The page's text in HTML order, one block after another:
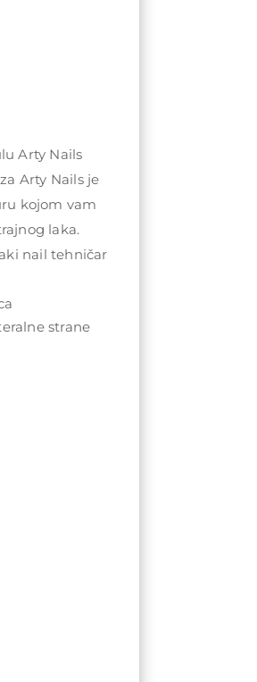
Arty Nails
Arty Nails je
kojom vam
laka.
nail tehničar
strane